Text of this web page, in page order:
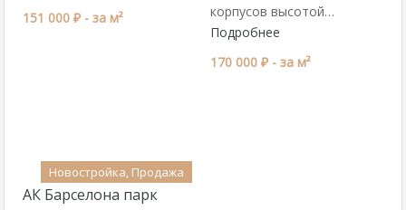
151 000 ₽ - за м²
корпусов высотой…
Подробнее
170 000 ₽ - за м²
Новостройка, Продажа
АК Барселона парк